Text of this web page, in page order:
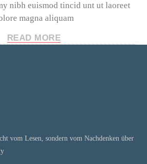
nibh euismod tincid unt ut laoreet
magna aliquam
READ MORE
vom Lesen, sondern vom Nachdenken über